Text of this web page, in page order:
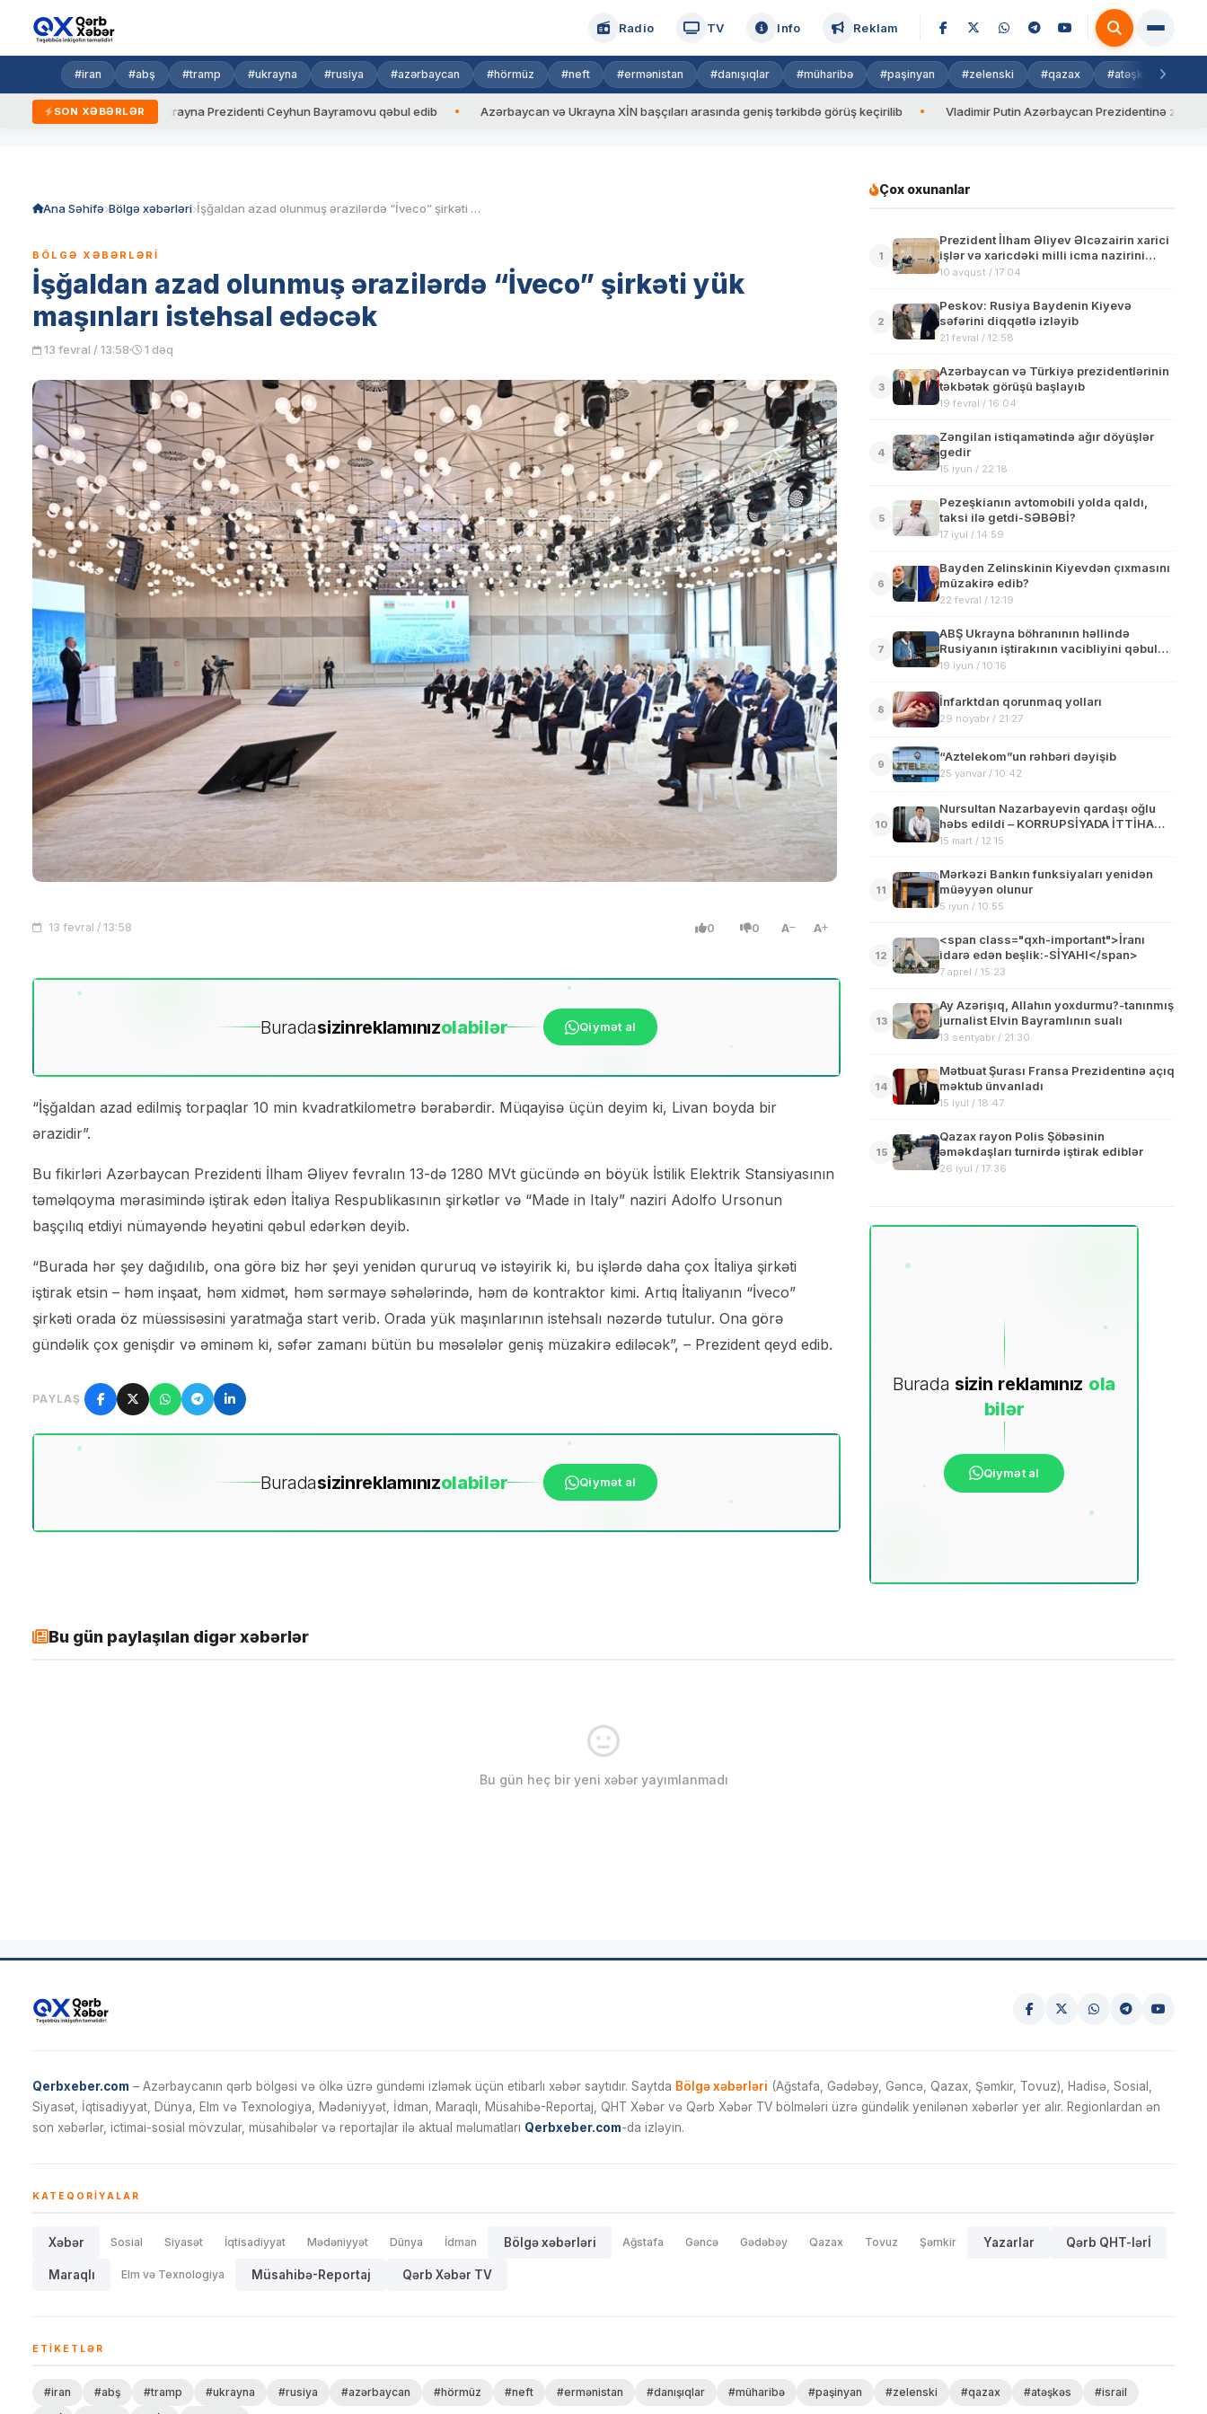
Radio TV Info Reklam
#iran #abş #tramp #ukrayna #rusiya #azərbaycan #hörmüz #neft #ermənistan #danışıqlar #müharibə #paşinyan #zelenski #qazax #atəşkəs
SON XƏBƏRLƏR
qaydalar Ukrayna Prezidenti Ceyhun Bayramovu qəbul edib Azərbaycan və Ukrayna XİN başçıları arasında geniş tərkibdə görüş keçirilib Vladimir Putin Azərbaycan Prezidentinə zəng edib
Ana Səhifə Bölgə xəbərləri İşğaldan azad olunmuş ərazilərdə “İveco” şirkəti yük maşınları istehsal edəcək
BÖLGƏ XƏBƏRLƏRI
İşğaldan azad olunmuş ərazilərdə “İveco” şirkəti yük
maşınları istehsal edəcək
13 fevral / 13:58 1 dəq
13 fevral / 13:58 0 0 A A
Buradasizinreklamınızolabilər Qiymət al
“İşğaldan azad edilmiş torpaqlar 10 min kvadratkilometrə bərabərdir. Müqayisə üçün deyim ki, Livan boyda bir
ərazidir”.
Bu fikirləri Azərbaycan Prezidenti İlham Əliyev fevralın 13-də 1280 MVt gücündə ən böyük İstilik Elektrik Stansiyasının
təməlqoyma mərasimində iştirak edən İtaliya Respublikasının şirkətlər və “Made in Italy” naziri Adolfo Ursonun
başçılıq etdiyi nümayəndə heyətini qəbul edərkən deyib.
“Burada hər şey dağıdılıb, ona görə biz hər şeyi yenidən qururuq və istəyirik ki, bu işlərdə daha çox İtaliya şirkəti
iştirak etsin – həm inşaat, həm xidmət, həm sərmayə səhələrində, həm də kontraktor kimi. Artıq İtaliyanın “İveco”
şirkəti orada öz müəssisəsini yaratmağa start verib. Orada yük maşınlarının istehsalı nəzərdə tutulur. Ona görə
gündəlik çox genişdir və əminəm ki, səfər zamanı bütün bu məsələlər geniş müzakirə ediləcək”, – Prezident qeyd edib.
PAYLAŞ
Buradasizinreklamınızolabilər Qiymət al
Çox oxunanlar
1
Prezident İlham Əliyev Əlcəzairin xarici
işlər və xaricdəki milli icma nazirini
qəbul edib
10 avqust / 17:04
2
Peskov: Rusiya Baydenin Kiyevə
səfərini diqqətlə izləyib
21 fevral / 12:58
3
Azərbaycan və Türkiyə prezidentlərinin
təkbətək görüşü başlayıb
19 fevral / 16:04
4
Zəngilan istiqamətində ağır döyüşlər
gedir
15 iyun / 22:18
5
Pezeşkianın avtomobili yolda qaldı,
taksi ilə getdi-SƏBƏBİ?
17 iyul / 14:59
6
Bayden Zelinskinin Kiyevdən çıxmasını
müzakirə edib?
22 fevral / 12:19
7
ABŞ Ukrayna böhranının həllində
Rusiyanın iştirakının vacibliyini qəbul
edir
19 iyun / 10:16
8
İnfarktdan qorunmaq yolları
29 noyabr / 21:27
9
“Aztelekom”un rəhbəri dəyişib
25 yanvar / 10:42
10
Nursultan Nazarbayevin qardaşı oğlu
həbs edildi – KORRUPSİYADA İTTİHAM
OLUNUR
15 mart / 12:15
11
Mərkəzi Bankın funksiyaları yenidən
müəyyən olunur
5 iyun / 10:55
12
<span class="qxh-important">İranı
idarə edən beşlik:-SİYAHI</span>
7 aprel / 15:23
13
Ay Azərişıq, Allahın yoxdurmu?-tanınmış
jurnalist Elvin Bayramlının sualı
13 sentyabr / 21:30
14
Mətbuat Şurası Fransa Prezidentinə açıq
məktub ünvanladı
15 iyul / 18:47
15
Qazax rayon Polis Şöbəsinin
əməkdaşları turnirdə iştirak ediblər
26 iyul / 17:36
Burada sizin reklamınız ola
bilər
Qiymət al
Bu gün paylaşılan digər xəbərlər
Bu gün heç bir yeni xəbər yayımlanmadı
Qerbxeber.com – Azərbaycanın qərb bölgəsi və ölkə üzrə gündəmi izləmək üçün etibarlı xəbər saytıdır. Saytda Bölgə xəbərləri (Ağstafa, Gədəbəy, Gəncə, Qazax, Şəmkir, Tovuz), Hadisə, Sosial,
Siyasət, İqtisadiyyat, Dünya, Elm və Texnologiya, Mədəniyyət, İdman, Maraqlı, Müsahibə-Reportaj, QHT Xəbər və Qərb Xəbər TV bölmələri üzrə gündəlik yenilənən xəbərlər yer alır. Regionlardan ən
son xəbərlər, ictimai-sosial mövzular, müsahibələr və reportajlar ilə aktual məlumatları Qerbxeber.com-da izləyin.
KATEQORIYALAR
Xəbər Sosial Siyasət İqtisadiyyat Mədəniyyət Dünya İdman Bölgə xəbərləri Ağstafa Gəncə Gədəbəy Qazax Tovuz Şəmkir Yazarlar Qərb QHT-lərİ
Maraqlı Elm və Texnologiya Müsahibə-Reportaj Qərb Xəbər TV
ETIKETLƏR
#iran #abş #tramp #ukrayna #rusiya #azərbaycan #hörmüz #neft #ermənistan #danışıqlar #müharibə #paşinyan #zelenski #qazax #atəşkəs
#israil